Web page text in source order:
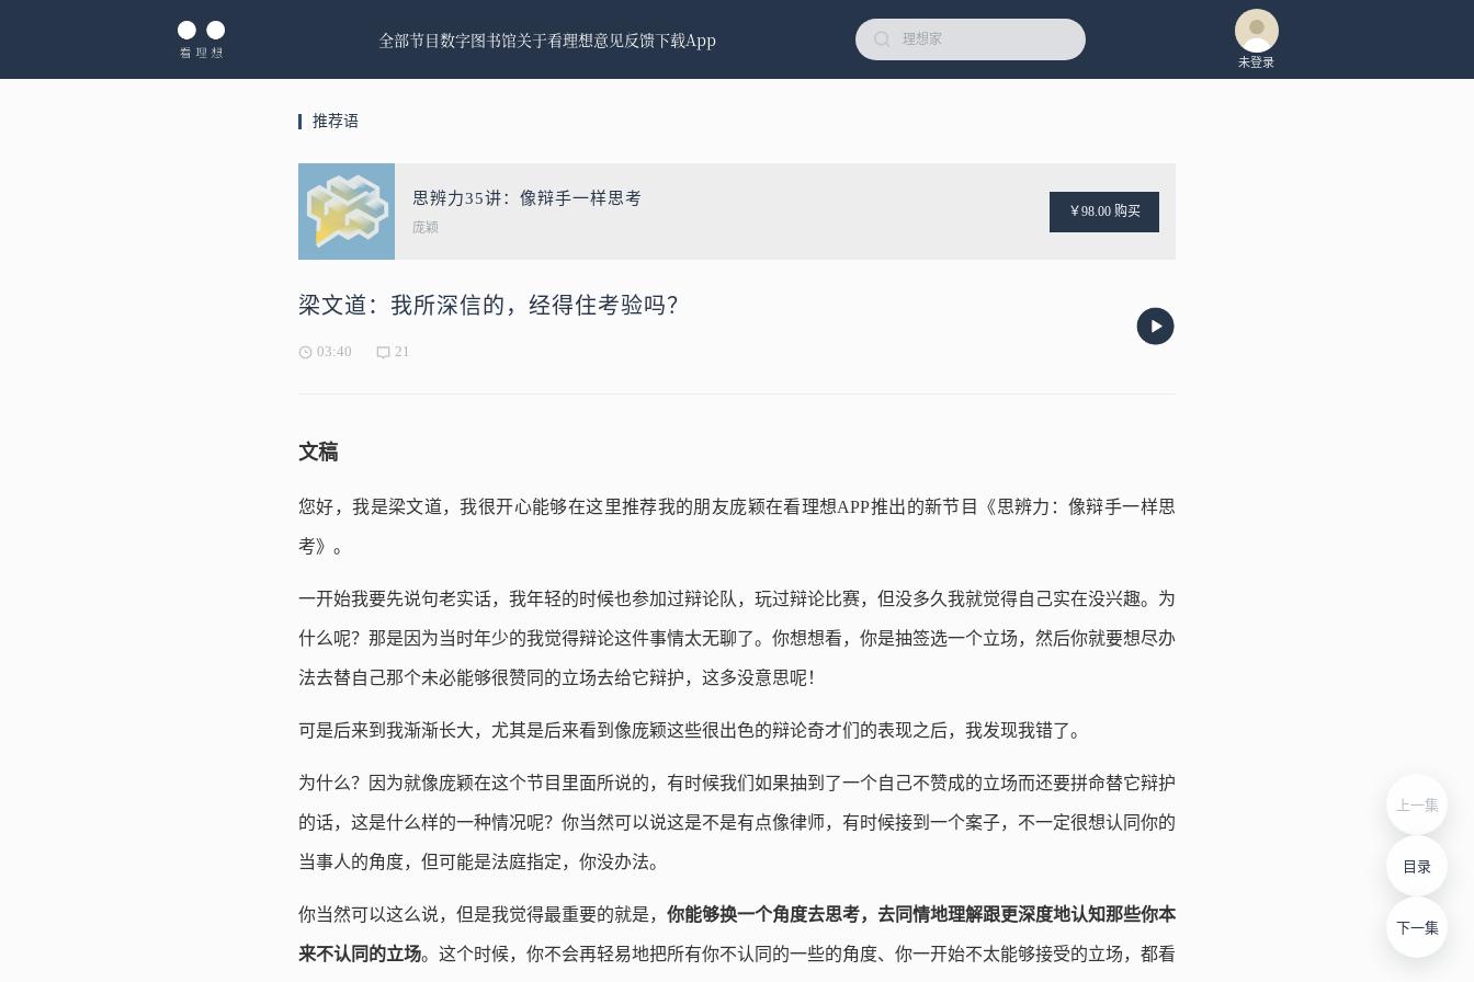
全部节目数字图书馆关于看理想意见反馈下载App
未登录
推荐语
思辨力35讲：像辩手一样思考
庞颖
￥98.00 购买
梁文道：我所深信的，经得住考验吗？
03:40 21
上一集
目录
下一集
文稿
您好，我是梁文道，我很开心能够在这里推荐我的朋友庞颖在看理想APP推出的新节目《思辨力：像辩手一样思
考》。
一开始我要先说句老实话，我年轻的时候也参加过辩论队，玩过辩论比赛，但没多久我就觉得自己实在没兴趣。为
什么呢？那是因为当时年少的我觉得辩论这件事情太无聊了。你想想看，你是抽签选一个立场，然后你就要想尽办
法去替自己那个未必能够很赞同的立场去给它辩护，这多没意思呢！
可是后来到我渐渐长大，尤其是后来看到像庞颖这些很出色的辩论奇才们的表现之后，我发现我错了。
为什么？因为就像庞颖在这个节目里面所说的，有时候我们如果抽到了一个自己不赞成的立场而还要拼命替它辩护
的话，这是什么样的一种情况呢？你当然可以说这是不是有点像律师，有时候接到一个案子，不一定很想认同你的
当事人的角度，但可能是法庭指定，你没办法。
你当然可以这么说，但是我觉得最重要的就是， 你能够换一个角度去思考，去同情地理解跟更深度地认知那些你本
来不认同的立场。这个时候，你不会再轻易地把所有你不认同的一些的角度、你一开始不太能够接受的立场，都看